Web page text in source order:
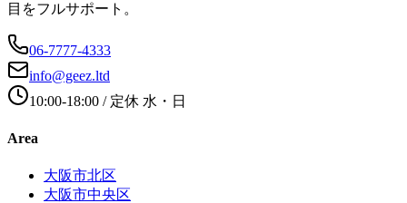
目をフルサポート。
06-7777-4333
info@geez.ltd
10:00-18:00 / 定休 水・日
Area
大阪市北区
大阪市中央区